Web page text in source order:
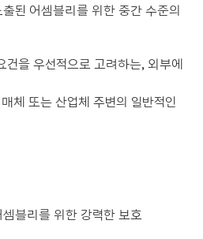
된 어셈블리를 위한 중간 수준의
건을 우선적으로 고려하는, 외부에
체 또는 산업체 주변의 일반적인
블리를 위한 강력한 보호